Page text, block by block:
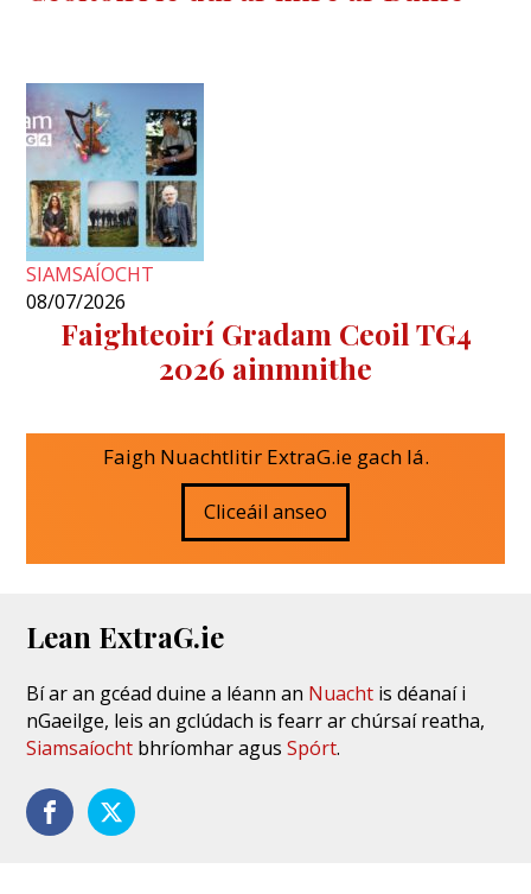
SIAMSAÍOCHT
08/07/2026
Faighteoirí Gradam Ceoil TG4
2026 ainmnithe
Faigh Nuachtlitir ExtraG.ie gach lá.
Cliceáil anseo
Lean ExtraG.ie
Bí ar an gcéad duine a léann an Nuacht is déanaí i
nGaeilge, leis an gclúdach is fearr ar chúrsaí reatha,
Siamsaíocht bhríomhar agusSpórt.